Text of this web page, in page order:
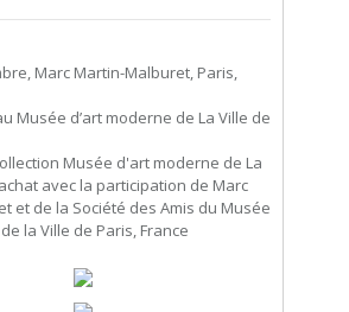
Marc Martin-Malburet, Paris,
Musée d’art moderne de La Ville de
Musée d'art moderne de La
avec la participation de Marc
et de la Société des Amis du Musée
la Ville de Paris, France